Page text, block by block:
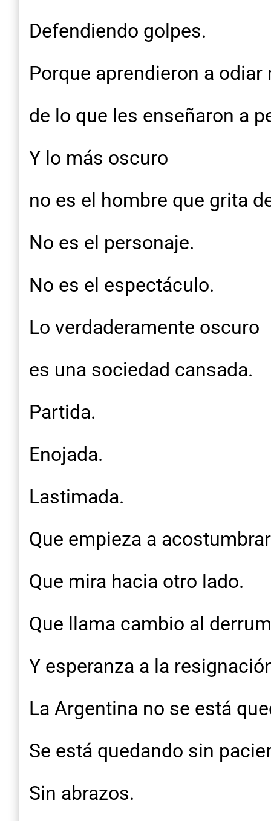
Defendiendo golpes.
Porque aprendieron a odiar
de lo que les enseñaron a
Y lo más oscuro
no es el hombre que grita
No es el personaje.
No es el espectáculo.
Lo verdaderamente oscuro
es una sociedad cansada.
Partida.
Enojada.
Lastimada.
Que empieza a
Que mira hacia otro lado.
Que llama cambio al
Y esperanza a la
La Argentina no se está
Se está quedando sin
Sin abrazos.